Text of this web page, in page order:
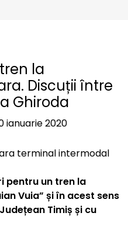
la
Discuții între
Ghiroda
ianuarie 2020
pentru un tren la
Vuia” și în acest sens
Timiș și cu